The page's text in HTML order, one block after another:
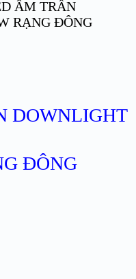
ÂM TRẦN
RẠNG ĐÔNG
DOWNLIGHT
ĐÔNG